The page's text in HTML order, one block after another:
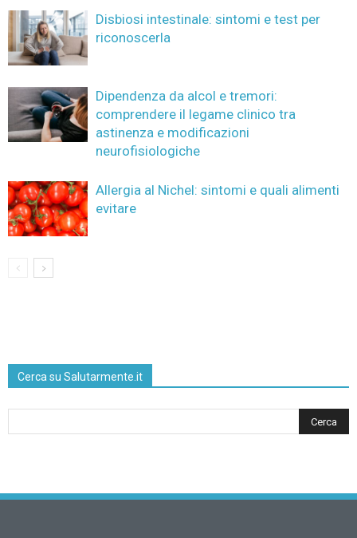
Disbiosi intestinale: sintomi e test per
riconoscerla
Dipendenza da alcol e tremori:
comprendere il legame clinico tra
astinenza e modificazioni
neurofisiologiche
Allergia al Nichel: sintomi e quali alimenti
evitare
Cerca su Salutarmente.it